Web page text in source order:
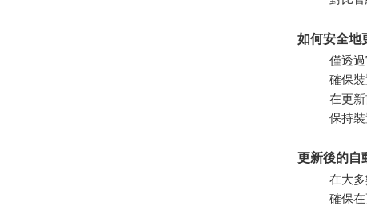
如何安全地
僅透過
確保
在更
保持
更新後的自
在大
確保